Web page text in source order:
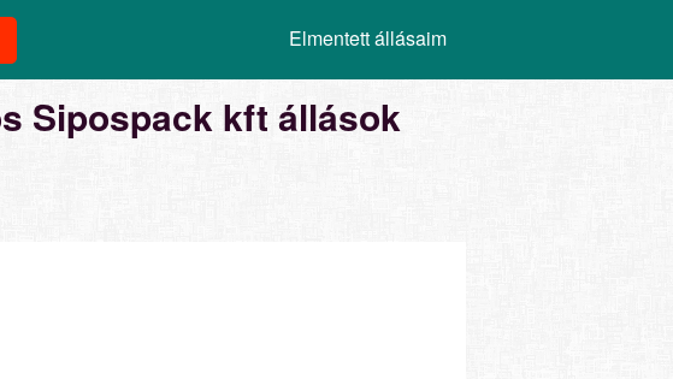
Elmentett állásaim
Sipospack kft állások